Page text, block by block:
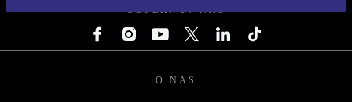
OBSERWUJ NAS
O NAS